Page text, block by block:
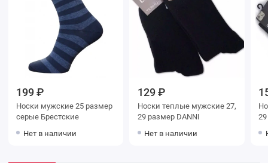
199 ₽
Носки мужские 25 размер
серые Брестские
Нет в наличии
129 ₽
Носки теплые мужские 27,
29 размер DANNI
Нет в наличии